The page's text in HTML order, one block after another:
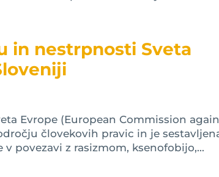
in nestrpnosti Sveta
Evrope (European Commission
človekovih pravic in je
povezavi z rasizmom, ksenofobijo,...